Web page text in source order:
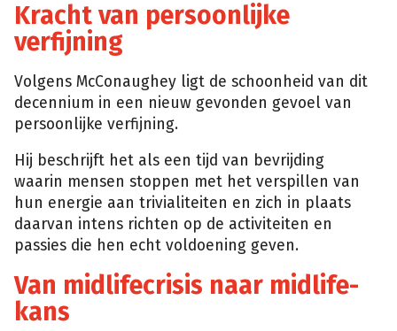
Kracht van persoonlijke
verfijning
Volgens McConaughey ligt de schoonheid van dit
decennium in een nieuw gevonden gevoel van
persoonlijke verfijning.
Hij beschrijft het als een tijd van bevrijding
waarin mensen stoppen met het verspillen van
hun energie aan trivialiteiten en zich in plaats
daarvan intens richten op de activiteiten en
passies die hen echt voldoening geven.
Van midlifecrisis naar midlife-
kans